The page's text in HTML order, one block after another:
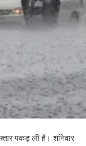
पकड़ ली है। शनिवार